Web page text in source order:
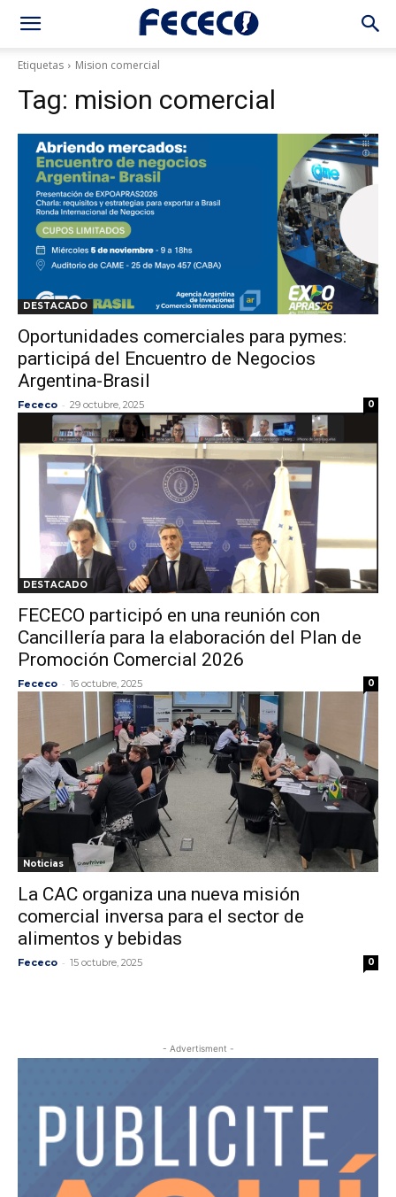
Etiquetas Mision comercial
Tag: mision comercial
DESTACADO
Oportunidades comerciales para pymes:
participá del Encuentro de Negocios
Argentina-Brasil
Fececo - 29 octubre, 2025 0
DESTACADO
FECECO participó en una reunión con
Cancillería para la elaboración del Plan de
Promoción Comercial 2026
Fececo - 16 octubre, 2025 0
Noticias
La CAC organiza una nueva misión
comercial inversa para el sector de
alimentos y bebidas
Fececo - 15 octubre, 2025 0
- Advertisment -